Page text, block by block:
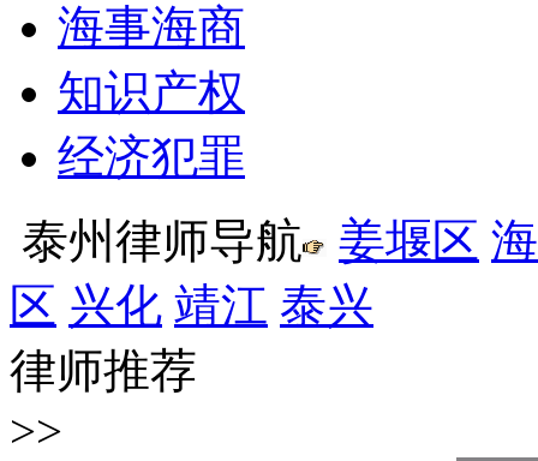
海事海商
知识产权
经济犯罪
泰州律师导航
姜堰区
区 兴化 靖江 泰兴
律师推荐
>>